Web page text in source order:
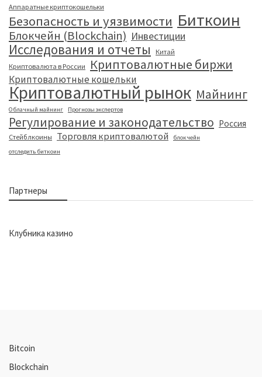
Аппаратные криптокошельки
Безопасность и уязвимости Биткоин
Блокчейн (Blockchain) Инвестиции
Исследования и отчеты
Китай
Криптовалюта в России
Криптовалютные биржи
Криптовалютные кошельки
Криптовалютный рынок Майнинг
Облачный майнинг Прогнозы экспертов
Регулирование и законодательство Россия
Стейблкоины Торговля криптовалютой
блокчейн
отследить биткоин
Партнеры
Клубника казино
Bitcoin
Blockchain